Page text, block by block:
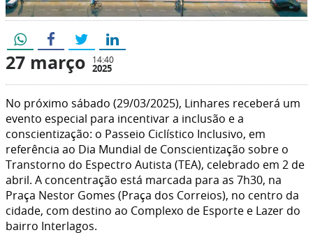
27 março 14:40
2025
No próximo sábado (29/03/2025), Linhares receberá um
evento especial para incentivar a inclusão e a
conscientização: o Passeio Ciclístico Inclusivo, em
referência ao Dia Mundial de Conscientização sobre o
Transtorno do Espectro Autista (TEA), celebrado em 2 de
abril. A concentração está marcada para as 7h30, na
Praça Nestor Gomes (Praça dos Correios), no centro da
cidade, com destino ao Complexo de Esporte e Lazer do
bairro Interlagos.